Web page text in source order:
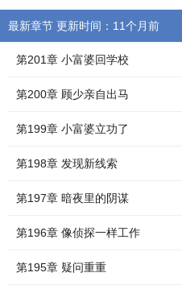
最新章节 更新时间：11个月前
第201章 小富婆回学校
第200章 顾少亲自出马
第199章 小富婆立功了
第198章 发现新线索
第197章 暗夜里的阴谋
第196章 像侦探一样工作
第195章 疑问重重